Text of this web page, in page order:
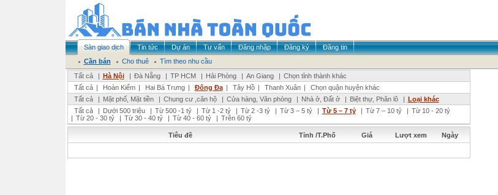
Sàn giao dịch Tin tức Dự án Tư vấn Đăng nhập Đăng ký
Đăng tin
Cần bán
Cho thuê
Tìm theo nhu cầu
Tất cả
| Hà Nội | Đà Nẵng | TP HCM | Hải Phòng | An Giang | Chọn tỉnh thành khác
Tất cả | Hoàn Kiếm | Hai Bà Trưng | Đống Đa | Tây Hồ | Thanh Xuân |
Chọn quận huyện khác
Tất cả
| Mặt phố, Mặt tiền | Chung cư ,căn hộ | Cửa hàng, Văn phòng | Nhà ở, Đất ở | Biệt thự, Phân lô | Loại khác
Tất cả
| Dưới 500 triệu | Từ 500 -1 tỷ | Từ 1 -2 tỷ | Từ 2 -3 tỷ | Từ 3 – 5 tỷ | Từ 5 – 7 tỷ | Từ 7 – 10 tỷ | Từ 10 - 20 tỷ
| Từ 20 - 30 tỷ | Từ 30 - 40 tỷ | Từ 40 - 60 tỷ | Trên 60 tỷ
Tiêu đề Tỉnh /T.Phố Giá Lượt xem Ngày